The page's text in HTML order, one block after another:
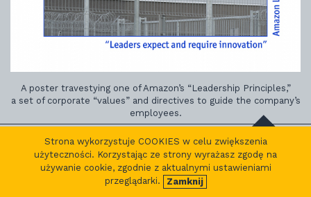
A poster travestying one of Amazon’s “Leadership Principles,”
a set of corporate “values” and directives to guide the company’s
employees.
randomize
Related topics:
Tell Me about a Time… (#16)
Tell Me about a Time… (#7)
Strona wykorzystuje COOKIES w celu zwiększenia
użyteczności. Korzystając ze strony wyrażasz zgodę na
używanie cookie, zgodnie z aktualnymi ustawieniami
przeglądarki.
Zamknij